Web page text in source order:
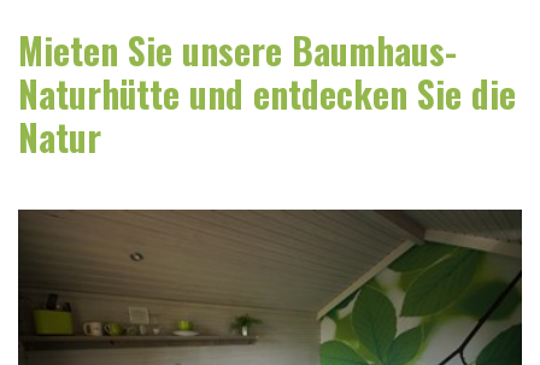
Mieten Sie unsere Baumhaus-
Naturhütte und entdecken Sie die
Natur